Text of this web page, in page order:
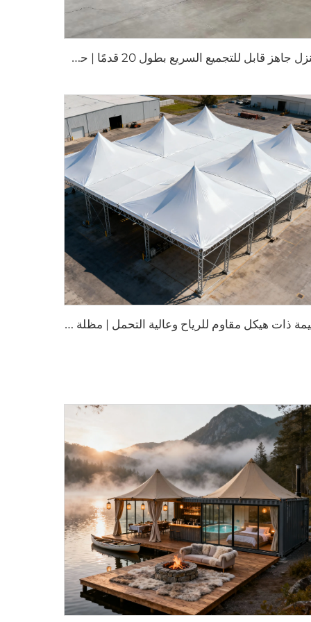
م
نزل جاهز قابل للتجميع السريع بطول 20 قدمًا | حلّ معيشي محمول مكوّن من 3 غرف نوم
خ
يمة ذات هيكل مقاوم للرياح وعالية التحمل | مظلة خارجية واسعة النطاق توفر مأوى آمناً في مختلف الظروف الجوية